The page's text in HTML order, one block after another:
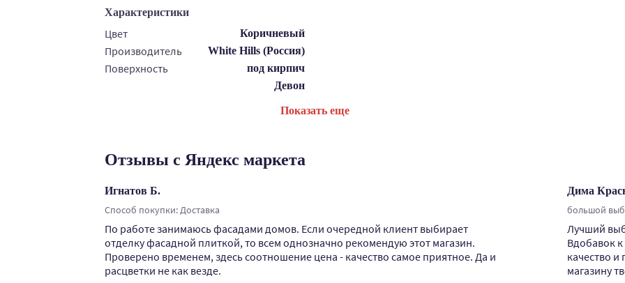
Характеристики
Цвет Коричневый
Производитель White Hills (Россия)
Поверхность
под кирпич
Девон
Показать еще
Отзывы с Яндекс маркета
Игнатов Б.
Способ покупки: Доставка
По работе занимаюсь фасадами домов. Если очередной клиент выбирает
отделку фасадной плиткой, то всем однозначно рекомендую этот магазин.
Проверено временем, здесь соотношение цена - качество самое приятное. Да и
расцветки не как везде.
Дима
большой
Лучший
Вдобавок
качество
магазину